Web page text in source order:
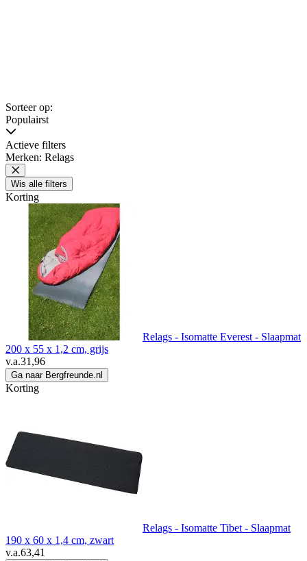
Sorteer op:
Populairst
Actieve filters
Merken: Relags
Wis alle filters
Korting
Relags - Isomatte Everest - Slaapmat
200 x 55 x 1,2 cm, grijs
v.a.31,96
Ga naar Bergfreunde.nl
Korting
Relags - Isomatte Tibet - Slaapmat
190 x 60 x 1,4 cm, zwart
v.a.63,41